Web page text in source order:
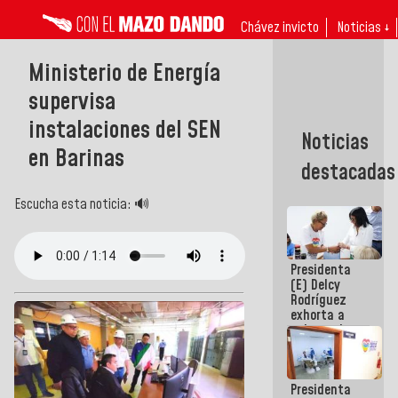
Chávez invicto Noticias ↓
Ministerio de Energía
supervisa
instalaciones del SEN
en Barinas
Escucha esta noticia: 🔊
Noticias
destacadas
Presidenta
(E) Delcy
Rodríguez
exhorta a
gobernadores
y alcaldes a
edificar
casas para
abuelos
Presidenta